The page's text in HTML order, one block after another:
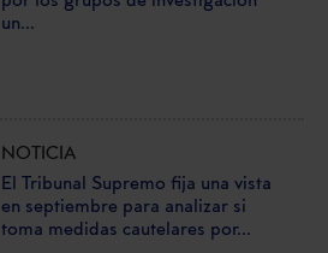
un...
NOTICIA
El Tribunal Supremo fija una vista
en septiembre para analizar si
toma medidas cautelares por...